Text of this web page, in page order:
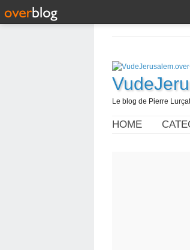
Le blog de Pierre
HOME